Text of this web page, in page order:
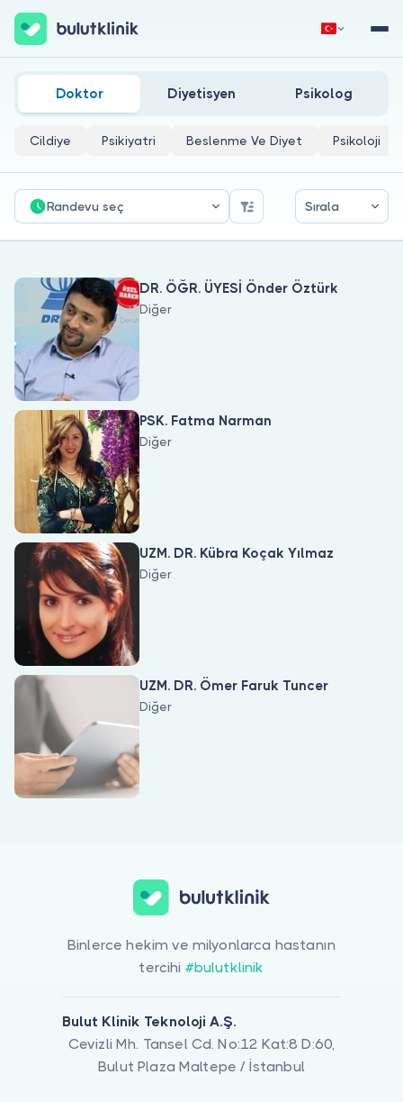
Hastalar için
Doktorlar için
Doktor musunuz?
Hemen Kaydol Giriş Yap
Akran Sorunları Doktorları
Doktor Diyetisyen Psikolog
Cildiye Psikiyatri Beslenme Ve Diyet Psikoloji
Randevu seç Sırala
DR. ÖĞR. ÜYESİ Önder Öztürk
Diğer
PSK. Fatma Narman
Diğer
UZM. DR. Kübra Koçak Yılmaz
Diğer
UZM. DR. Ömer Faruk Tuncer
Diğer
Binlerce hekim ve milyonlarca hastanın
tercihi #bulutklinik
Bulut Klinik Teknoloji A.Ş.
Cevizli Mh. Tansel Cd. No:12 Kat:8 D:60,
Bulut Plaza Maltepe / İstanbul